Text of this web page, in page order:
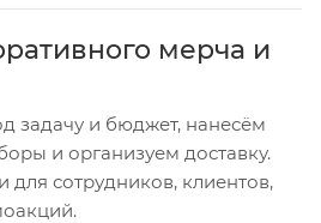
мерча и
задачу и бюджет, нанесём
и организуем доставку.
для сотрудников, клиентов,